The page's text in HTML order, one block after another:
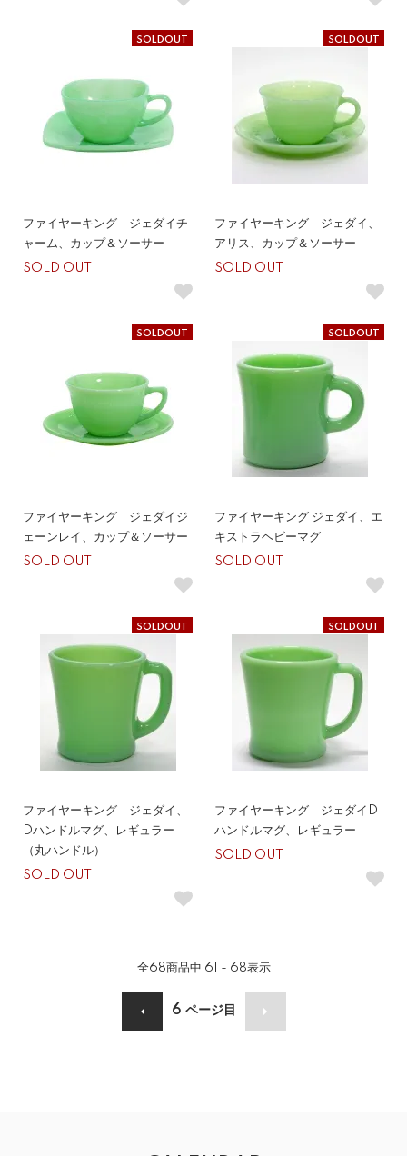
SOLDOUT
ファイヤーキング ジェダイチ
ャーム、カップ＆ソーサー
SOLD OUT
SOLDOUT
ファイヤーキング ジェダイ、
アリス、カップ＆ソーサー
SOLD OUT
SOLDOUT
ファイヤーキング ジェダイジ
ェーンレイ、カップ＆ソーサー
SOLD OUT
SOLDOUT
ファイヤーキング ジェダイ、エ
キストラヘビーマグ
SOLD OUT
SOLDOUT
ファイヤーキング ジェダイ、
Dハンドルマグ、レギュラー
（丸ハンドル）
SOLD OUT
SOLDOUT
ファイヤーキング ジェダイD
ハンドルマグ、レギュラー
SOLD OUT
全68商品中 61 - 68表示
6 ページ目